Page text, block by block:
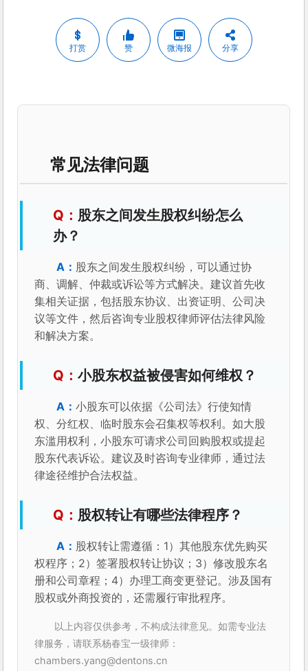
打赏 赞 微海报 分享
常见法律问题
股东之间发生股权纠纷怎么
办？
股东之间发生股权纠纷，可以通过协
商、调解、仲裁或诉讼等方式解决。建议首先收
集相关证据，包括股东协议、出资证明、公司决
议等文件，然后咨询专业股权律师评估法律风险
和解决方案。
小股东权益被侵害如何维权？
小股东可以依据《公司法》行使知情
权、分红权、临时股东会召集权等权利。如大股
东滥用权利，小股东可请求公司回购股权或提起
股东代表诉讼。建议及时咨询专业律师，通过法
律途径维护合法权益。
股权转让有哪些法律程序？
股权转让需遵循：1）其他股东优先购买
权程序；2）签署股权转让协议；3）修改股东名
册和公司章程；4）办理工商变更登记。涉及国有
股权或外商投资的，还需履行审批程序。
以上内容仅供参考，不构成法律意见。如需专业法
律服务，请联系杨春宝一级律师：
chambers.yang@dentons.cn